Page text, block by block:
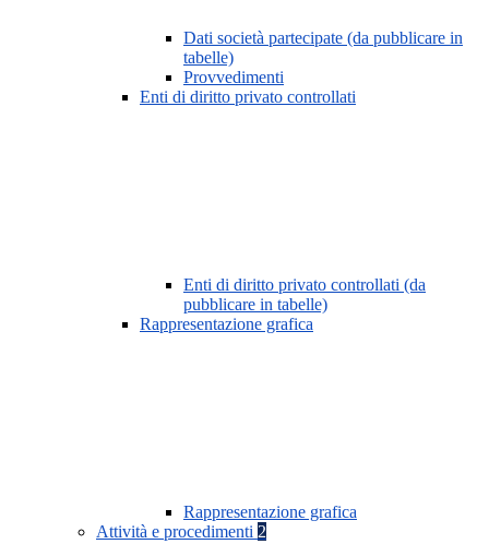
Dati società partecipate (da pubblicare in
tabelle)
Provvedimenti
Enti di diritto privato controllati
Enti di diritto privato controllati (da
pubblicare in tabelle)
Rappresentazione grafica
Rappresentazione grafica
Attività e procedimenti 2